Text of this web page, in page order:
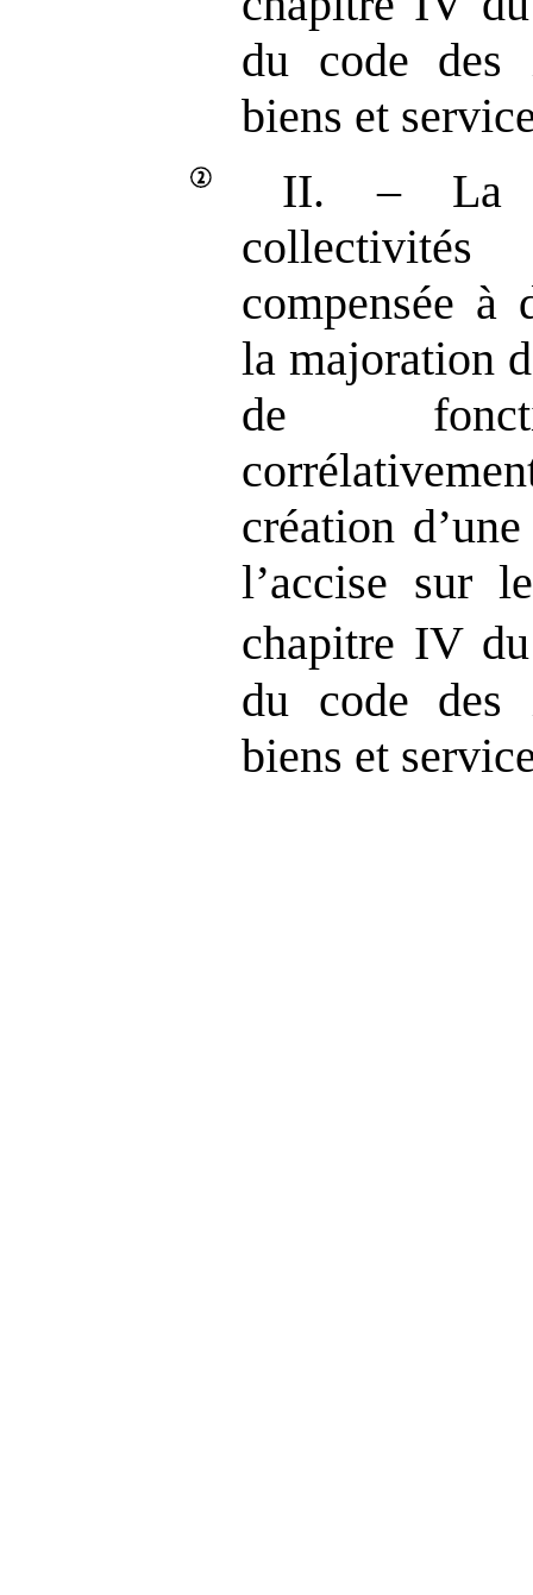
du code des
biens et
II. – La
compensée à
la majoration
de
création
l’accise sur
chapitre IV
du code des
biens et